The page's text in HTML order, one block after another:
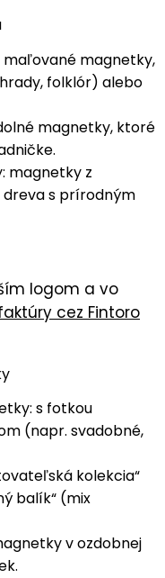
maľované magnetky,
folklór) alebo
magnetky, ktoré
: magnetky z
s prírodným
logom a vo
cez Fintoro
: s fotkou
(napr. svadobné,
kolekcia“
balík“ (mix
v ozdobnej